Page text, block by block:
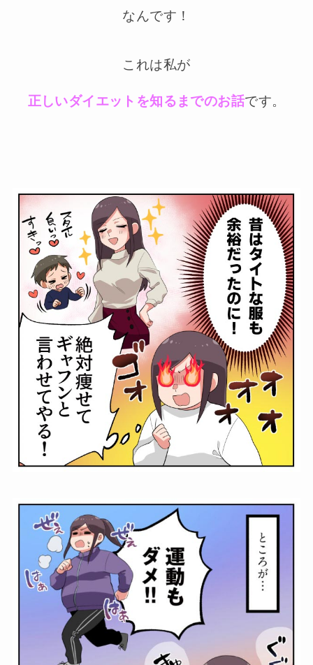
なんです！
これは私が
正しいダイエットを知るまでのお話です。